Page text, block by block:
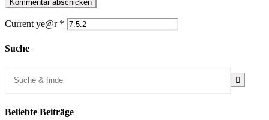
Current ye@r *
Suche
Beliebte Beiträge